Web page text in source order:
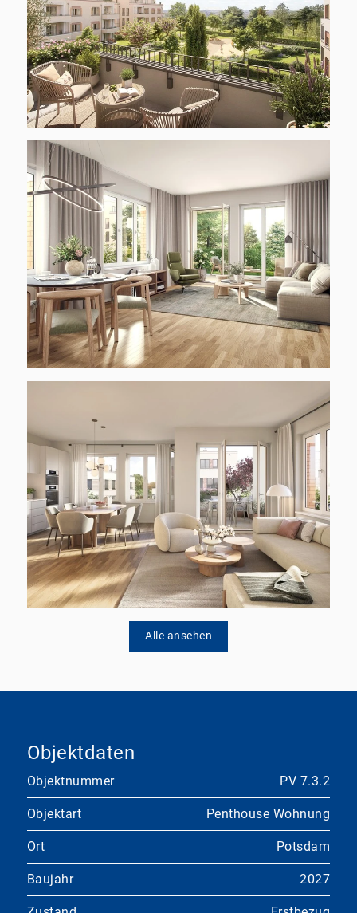
Alle ansehen
Objektdaten
Objektnummer PV 7.3.2
Objektart Penthouse Wohnung
Ort Potsdam
Baujahr 2027